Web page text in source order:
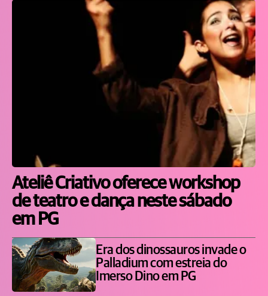
Ateliê Criativo oferece workshop
de teatro e dança neste sábado
em PG
Era dos dinossauros invade o
Palladium com estreia do
Imerso Dino em PG